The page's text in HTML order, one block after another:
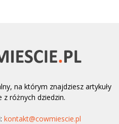
na którym znajdziesz artykuły
różnych dziedzin.
kontakt@cowmiescie.pl